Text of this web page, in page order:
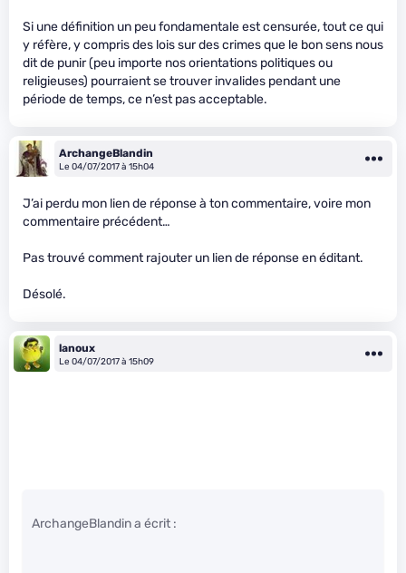
Si une définition un peu fondamentale est censurée, tout ce qui
y réfère, y compris des lois sur des crimes que le bon sens nous
dit de punir (peu importe nos orientations politiques ou
religieuses) pourraient se trouver invalides pendant une
période de temps, ce n’est pas acceptable.
ArchangeBlandin
Le 04/07/2017 à 15h04
J’ai perdu mon lien de réponse à ton commentaire, voire mon
commentaire précédent…
Pas trouvé comment rajouter un lien de réponse en éditant.
Désolé.
lanoux
Le 04/07/2017 à 15h09
ArchangeBlandin a écrit :